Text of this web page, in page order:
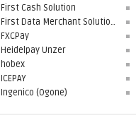
First Cash Solution
First Data Merchant Solutions
FXCPay
Heidelpay Unzer
hobex
ICEPAY
Ingenico (Ogone)